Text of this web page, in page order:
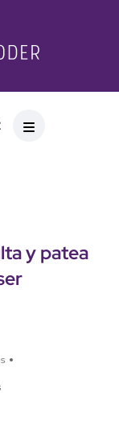
y patea